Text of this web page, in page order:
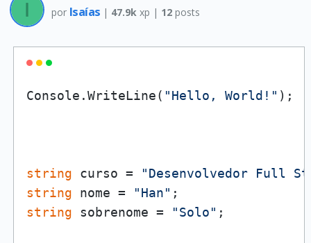
por Isaías | 47.9k xp | 12posts
Console.WriteLine( "Hello, World!" );
string curso =
"Desenvolvedor Full
string nome = "Han"
string sobrenome = "Solo" ;